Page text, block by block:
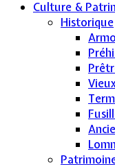
Culture &
Historique